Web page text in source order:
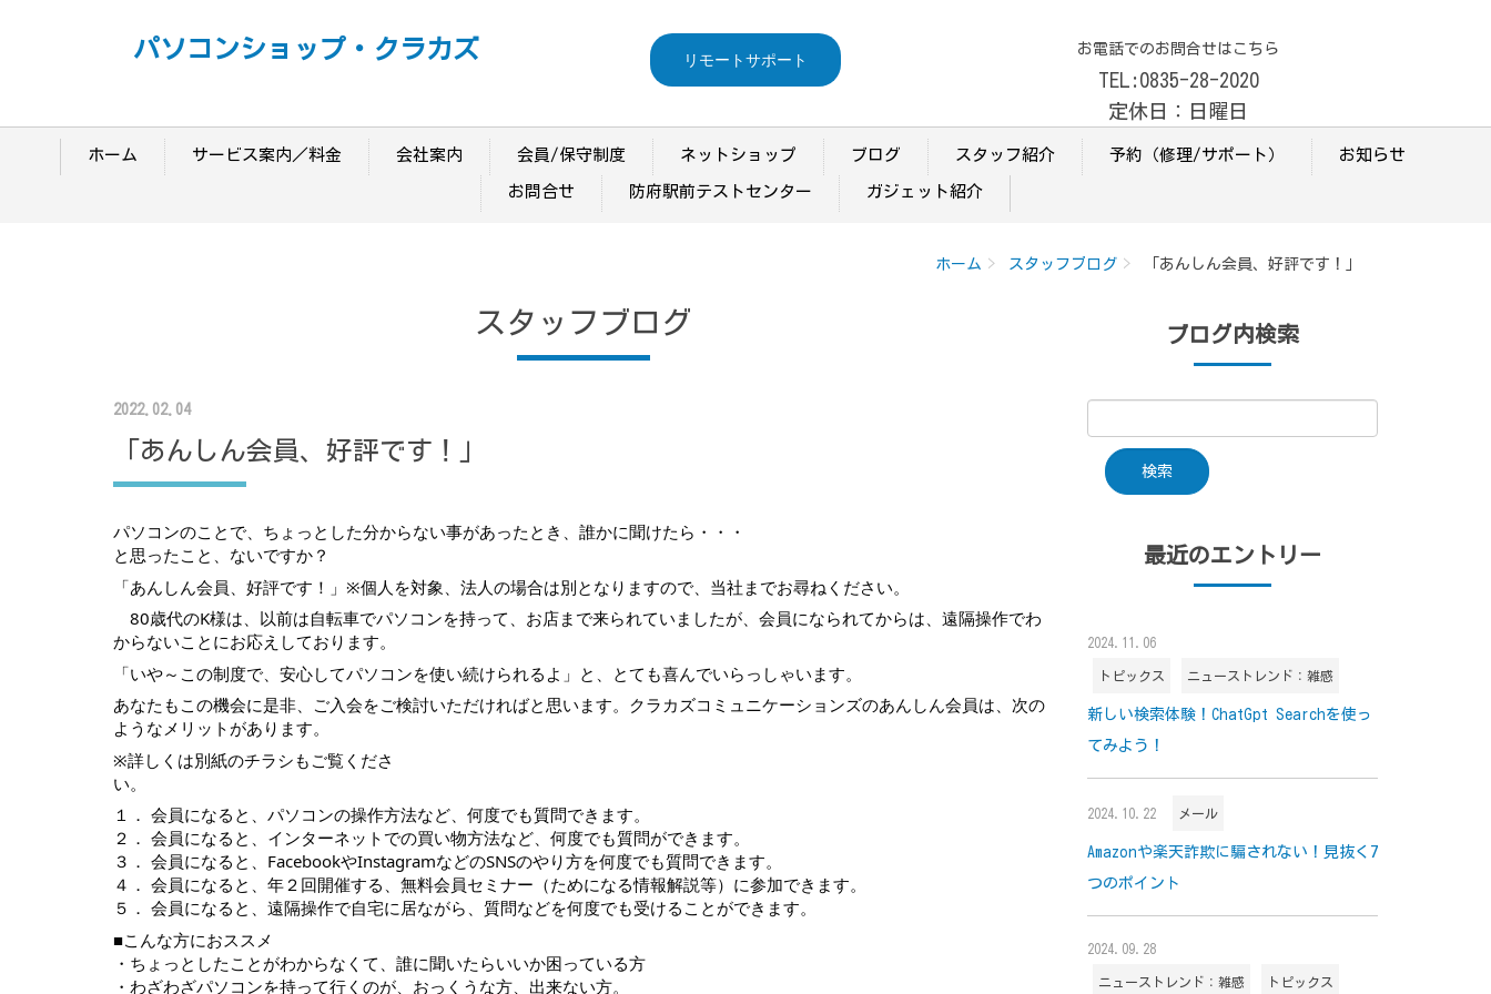
パソコンショップ・クラカズ リモートサポート
お電話でのお問合せはこちら
TEL:0835-28-2020
定休日：日曜日
ホーム サービス案内／料金 会社案内 会員/保守制度 ネットショップ ブログ スタッフ紹介 予約（修理/サポート） お知らせ
お問合せ 防府駅前テストセンター ガジェット紹介
ホーム スタッフブログ 「あんしん会員、好評です！」
スタッフブログ
2022.02.04
「あんしん会員、好評です！」
パソコンのことで、ちょっとした分からない事があったとき、誰かに聞けたら・・・
と思ったこと、ないですか？
「あんしん会員、好評です！」※個人を対象、法人の場合は別となりますので、当社までお尋ねください。
80歳代のK様は、以前は自転車でパソコンを持って、お店まで来られていましたが、会員になられてからは、遠隔操作でわ
からないことにお応えしております。
「いや～この制度で、安心してパソコンを使い続けられるよ」と、とても喜んでいらっしゃいます。
あなたもこの機会に是非、ご入会をご検討いただければと思います。クラカズコミュニケーションズのあんしん会員は、次の
ようなメリットがあります。
※詳しくは別紙のチラシもご覧くださ
い。
１． 会員になると、パソコンの操作方法など、何度でも質問できます。
２． 会員になると、インターネットでの買い物方法など、何度でも質問ができます。
３． 会員になると、FacebookやInstagramなどのSNSのやり方を何度でも質問できます。
４． 会員になると、年２回開催する、無料会員セミナー（ためになる情報解説等）に参加できます。
５． 会員になると、遠隔操作で自宅に居ながら、質問などを何度でも受けることができます。
■こんな方におススメ
・ちょっとしたことがわからなくて、誰に聞いたらいいか困っている方
・わざわざパソコンを持って行くのが、おっくうな方、出来ない方。
ブログ内検索
最近のエントリー
2024.11.06
トピックス ニューストレンド：雑感
新しい検索体験！ChatGpt Searchを使っ
てみよう！
2024.10.22 メール
Amazonや楽天詐欺に騙されない！見抜く7
つのポイント
2024.09.28
ニューストレンド：雑感 トピックス